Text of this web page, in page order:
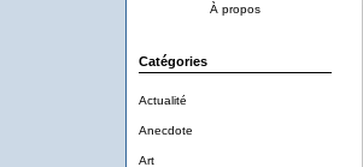
À propos
Catégories
Actualité
Anecdote
Art